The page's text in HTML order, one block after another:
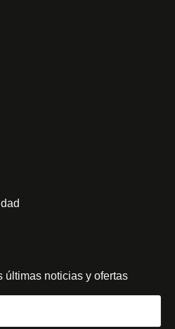
últimas noticias y ofertas